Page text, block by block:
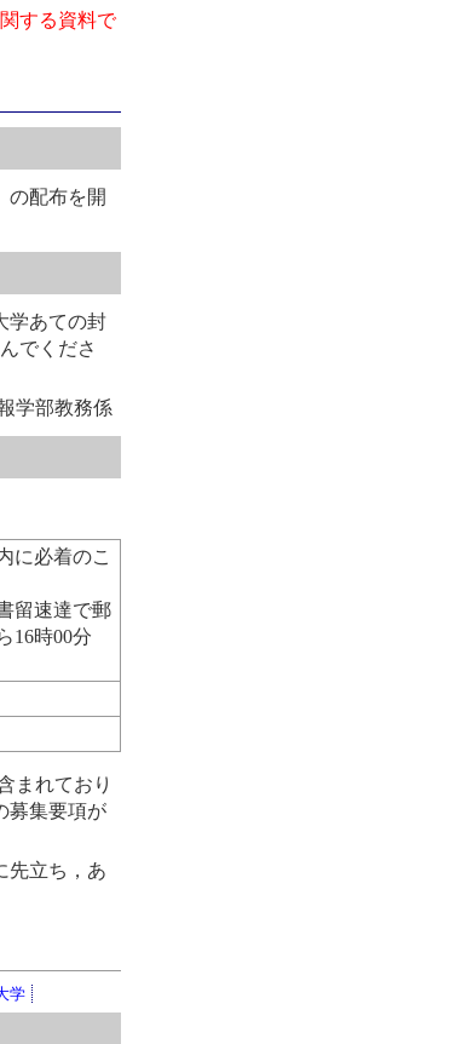
する資料で
の配布を開
学あての封
でくださ
学部教務係
に必着のこ
留速達で郵
16時00分
まれており
募集要項が
先立ち，あ
学